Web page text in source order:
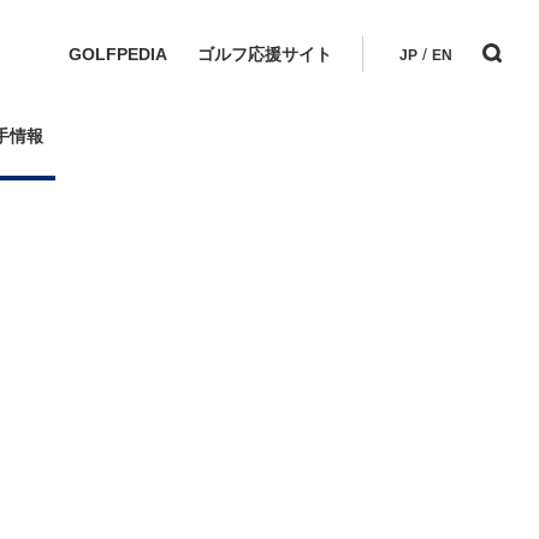
GOLFPEDIA ゴルフ応援サイト JP / EN
情報